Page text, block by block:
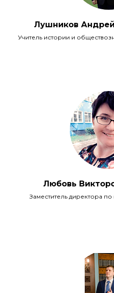
Лушников
Учитель истории и
Любовь
Заместитель директора